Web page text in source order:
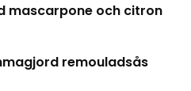
mascarpone och citron
remouladsås